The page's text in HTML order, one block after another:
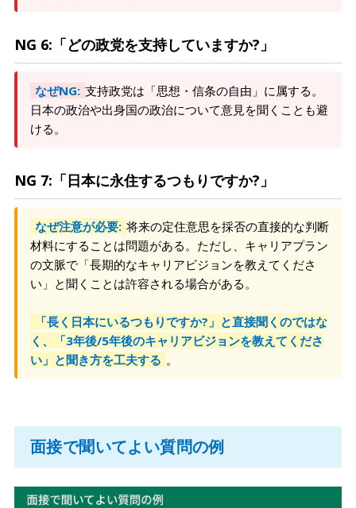
NG 6:「どの政党を支持していますか?」
なぜNG: 支持政党は「思想・信条の自由」に属する。
日本の政治や出身国の政治について意見を聞くことも避
ける。
NG 7:「日本に永住するつもりですか?」
なぜ注意が必要: 将来の定住意思を採否の直接的な判断
材料にすることは問題がある。ただし、キャリアプラン
の文脈で「長期的なキャリアビジョンを教えてくださ
い」と聞くことは許容される場合がある。
「長く日本にいるつもりですか?」と直接聞くのではな
く、「3年後/5年後のキャリアビジョンを教えてくださ
い」と聞き方を工夫する 。
面接で聞いてよい質問の例